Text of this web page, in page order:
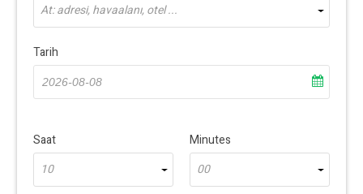
At: adresi, havaalanı, otel ...
Tarih
Saat
10
Minutes
00